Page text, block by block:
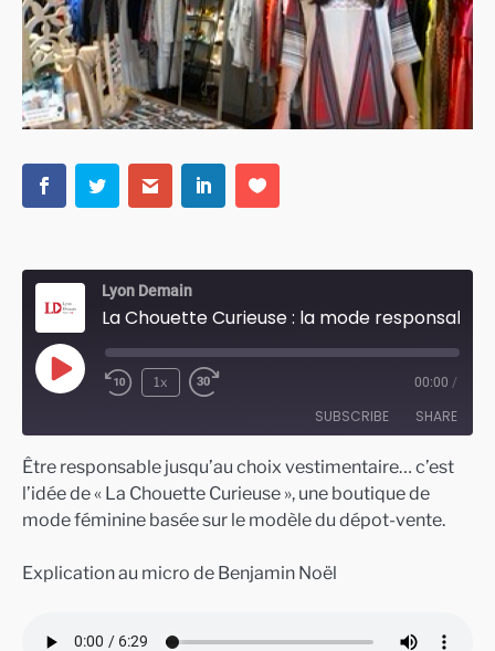
Lyon Demain
Play
1x 00:00 /
SUBSCRIBE SHARE
RSS FEED
SHARE
LINK
EMBED
Être responsable jusqu’au choix vestimentaire… c’est
l’idée de « La Chouette Curieuse », une boutique de
mode féminine basée sur le modèle du dépot-vente.
Explication au micro de Benjamin Noël